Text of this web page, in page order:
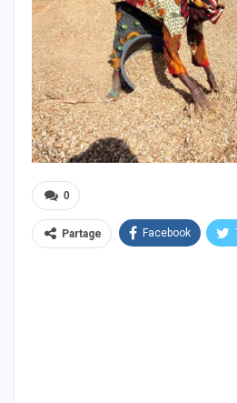
0
Partage Facebook